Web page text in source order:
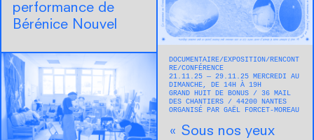
performance de
Bérénice Nouvel
DOCUMENTAIRE EXPOSITION
RENCONT
RE/CONFÉRENCE
21.11.25 — 29.11.25 MERCREDI AU
DIMANCHE, DE 14H À 19H
GRAND HUIT DE BONUS
36 MAIL
DES CHANTIERS
44200 NANTES
ORGANISÉ PAR GAËL FORCET-MOREAU
« Sous nos yeux